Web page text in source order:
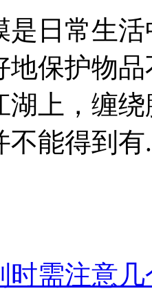
常生活
地保护物
湖上，缠
不能得到有
时需注意